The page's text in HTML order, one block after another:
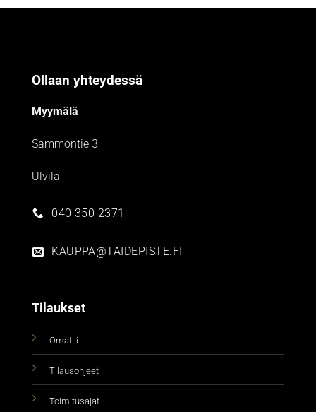
Ollaan yhteydessä
Myymälä
Sammontie 3
Ulvila
040 350 2371
KAUPPA@TAIDEPISTE.FI
Tilaukset
Omatili
Tilausohjeet
Toimitusajat